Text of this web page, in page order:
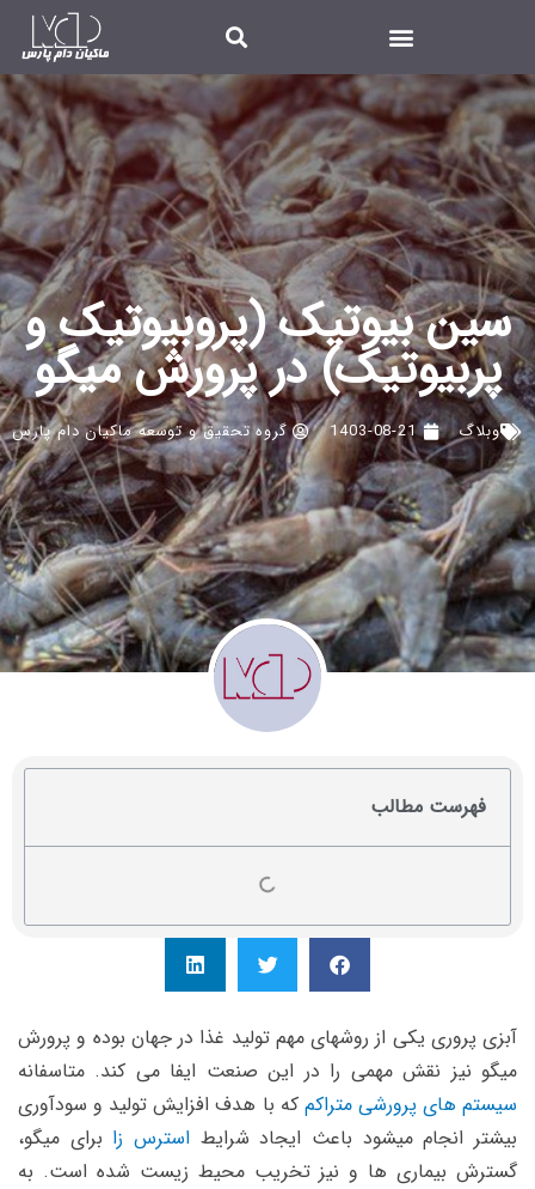
سین بیوتیک (پروبیوتیک و
پربیوتیک) در پرورش میگو
وبلاگ 1403-08-21 گروه تحقیق و توسعه ماکیان دام پارس
فهرست مطالب
آبزی پروری یکی از روشهای مهم تولید غذا در جهان بوده و پرورش
میگو نیز نقش مهمی را در این صنعت ایفا می کند. متاسفانه
سیستم های پرورشی متراکم که با هدف افزایش تولید و سودآوری
بیشتر انجام میشود باعث ایجاد شرایط استرس زا برای میگو،
گسترش بیماری ها و نیز تخریب محیط زیست شده است. به